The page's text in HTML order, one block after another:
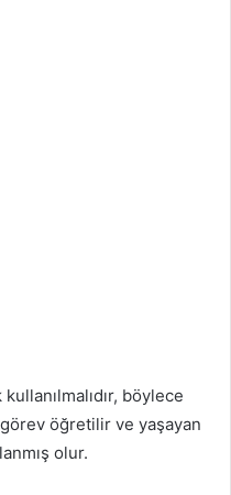
böylece
öğretilir ve yaşayan
olur.